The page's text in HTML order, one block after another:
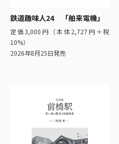
鉄道趣味人24 「舶来電機」
定価3,000円（本体2,727円＋税
10%）
2026年8月25日発売